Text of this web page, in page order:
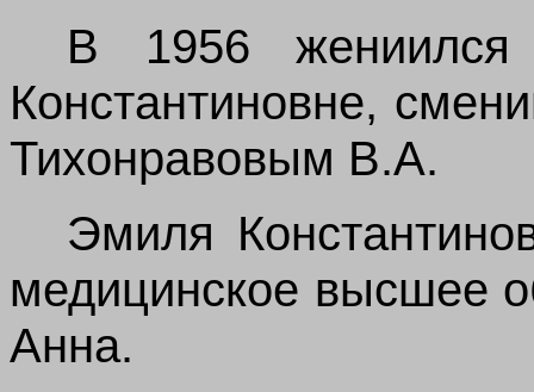
В 1956 жениился
Константиновне,
Тихонравовым В.А.
Эмиля
медицинское высшее
Анна.